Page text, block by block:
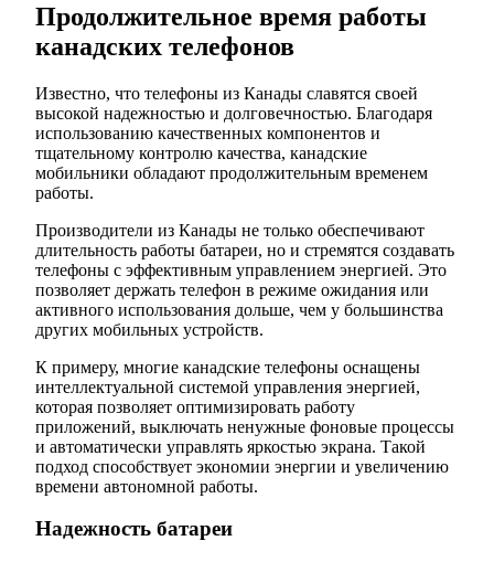
Продолжительное время работы
канадских телефонов
Известно, что телефоны из Канады славятся своей
высокой надежностью и долговечностью. Благодаря
использованию качественных компонентов и
тщательному контролю качества, канадские
мобильники обладают продолжительным временем
работы.
Производители из Канады не только обеспечивают
длительность работы батареи, но и стремятся создавать
телефоны с эффективным управлением энергией. Это
позволяет держать телефон в режиме ожидания или
активного использования дольше, чем у большинства
других мобильных устройств.
К примеру, многие канадские телефоны оснащены
интеллектуальной системой управления энергией,
которая позволяет оптимизировать работу
приложений, выключать ненужные фоновые процессы
и автоматически управлять яркостью экрана. Такой
подход способствует экономии энергии и увеличению
времени автономной работы.
Надежность батареи